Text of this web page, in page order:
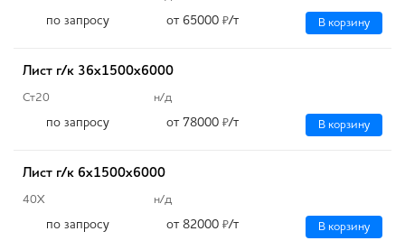
по запросу от 65000 ₽/т В корзину
Лист г/к 36х1500х6000
Ст20 н/д
по запросу от 78000 ₽/т В корзину
Лист г/к 6х1500х6000
40Х н/д
по запросу от 82000 ₽/т В корзину